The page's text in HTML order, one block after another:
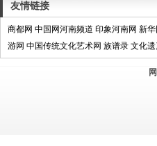
友情链接
商都网 中国网河南频道 印象河南网 新
游网 中国传统文化艺术网 族谱录 文化遗